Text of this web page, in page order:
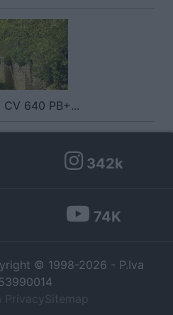
640 PB+...
342k
74K
© 1998-2026 - P.Iva
PrivacySitemap